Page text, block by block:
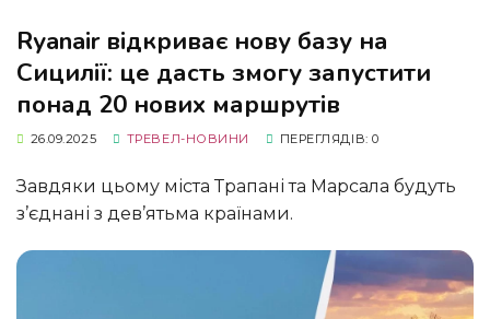
Ryanair відкриває нову базу на
Сицилії: це дасть змогу запустити
понад 20 нових маршрутів
26.09.2025 ТРЕВЕЛ-НОВИНИ ПЕРЕГЛЯДІВ: 0
Завдяки цьому міста Трапані та Марсала будуть
з’єднані з дев’ятьма країнами.